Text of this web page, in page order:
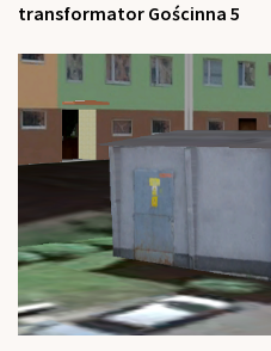
transformator Gościnna 5